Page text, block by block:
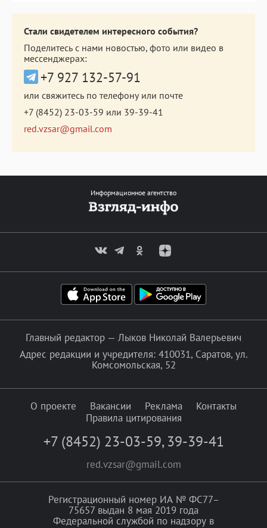
Стали свидетелем интересного события?
Поделитесь с нами новостью, фото или видео в
мессенджерах:
+7 927 132-57-91
или свяжитесь по телефону или почте
+7 (8452) 23-03-59 или 39-39-41
red.vzsar@gmail.com
Информационное агентство
Главный редактор — Лыков Николай Валерьевич
Адрес редакции и учредителя: 410031, Саратов, ул.
Комсомольская, 52
О проекте Вакансии Реклама
Контакты
Правила цитирования
+7 (8452) 23-03-59, 39-39-41
red.vzsar@gmail.com
Регистрационный номер ИА № ФС77–
75657 выдан 8 мая 2019 года
Федеральной службой по надзору в